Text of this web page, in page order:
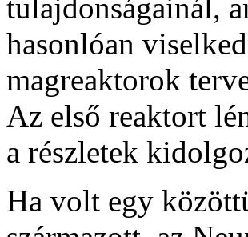
tulajdonságainál,
hasonlóan
magreaktorok
Az első reaktort
a részletek
Ha volt egy